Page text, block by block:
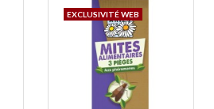
EXCLUSIVITÉ WEB